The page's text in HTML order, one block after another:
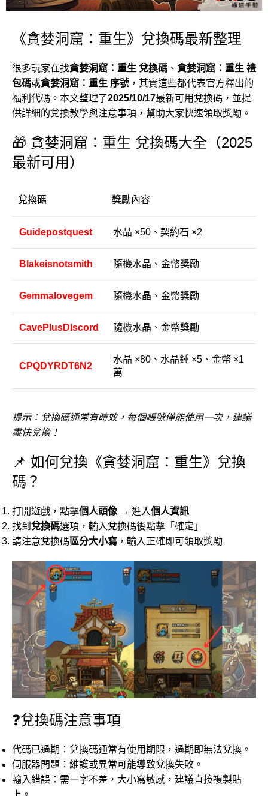
《貪婪洞窟：重生》兌換碼最新整理
很多玩家在找貪婪洞窟：重生 兌換碼 、 貪婪洞窟：重生 禮
包碼或貪婪洞窟：重生 序號，其實這些都代表官方釋出的
福利代碼。本文整理了2025/10/17最新可用兌換碼，並提
供詳細的兌換教學與注意事項，幫助大家快速領取獎勵。
🎁 貪婪洞窟：重生 兌換碼大全（2025
最新可用）
兌換碼 獎勵內容
Guidepostquest 水晶 ×50、契約石 ×2
Blakeisnotsmith 隨機水晶、金幣獎勵
Gemmalovegem 隨機水晶、金幣獎勵
CavePlusDiscord 隨機水晶、金幣獎勵
CPQDYRDT6N2
水晶 ×80、水晶錘 ×5、金幣 ×1
萬
提示：兌換碼通常有時效，每個帳號僅能使用一次，建議
盡快兌換！
📌 如何兌換《貪婪洞窟：重生》兌換
碼？
打開遊戲，點擊個人頭像 → 進入個人資訊
找到 兌換碼選項，輸入兌換碼後點擊「確定」
請注意兌換碼區分大小寫 ，輸入正確即可領取獎勵
❓兌換碼注意事項
代碼已過期：兌換碼通常有使用期限，過期即無法兌換。
伺服器問題：維護或異常可能導致兌換失敗。
輸入錯誤：需一字不差，大小寫敏感，建議直接複製貼